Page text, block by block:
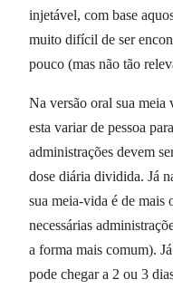
injetável, com base
muito difícil de ser
pouco (mas não tão
Na versão oral sua meia
esta variar de pessoa
administrações devem
dose diária dividida. Já
sua meia-vida é de mais
necessárias
a forma mais comum).
pode chegar a 2 ou 3